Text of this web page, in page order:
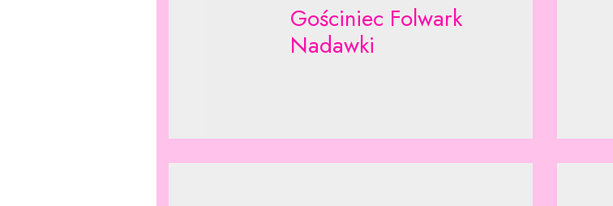
Gościniec Folwark
Nadawki